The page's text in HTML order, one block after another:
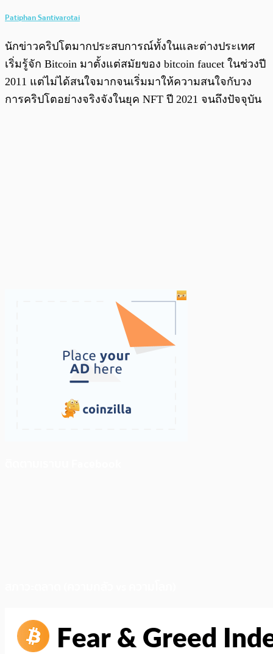
Patiphan Santivarotai
นักข่าวคริปโตมากประสบการณ์ทั้งในและต่างประเทศ
เริ่มรู้จัก Bitcoin มาตั้งแต่สมัยของ bitcoin faucet ในช่วงปี
2011 แต่ไม่ได้สนใจมากจนเริ่มมาให้ความสนใจกับวง
การคริปโตอย่างจริงจังในยุค NFT ปี 2021 จนถึงปัจจุบัน